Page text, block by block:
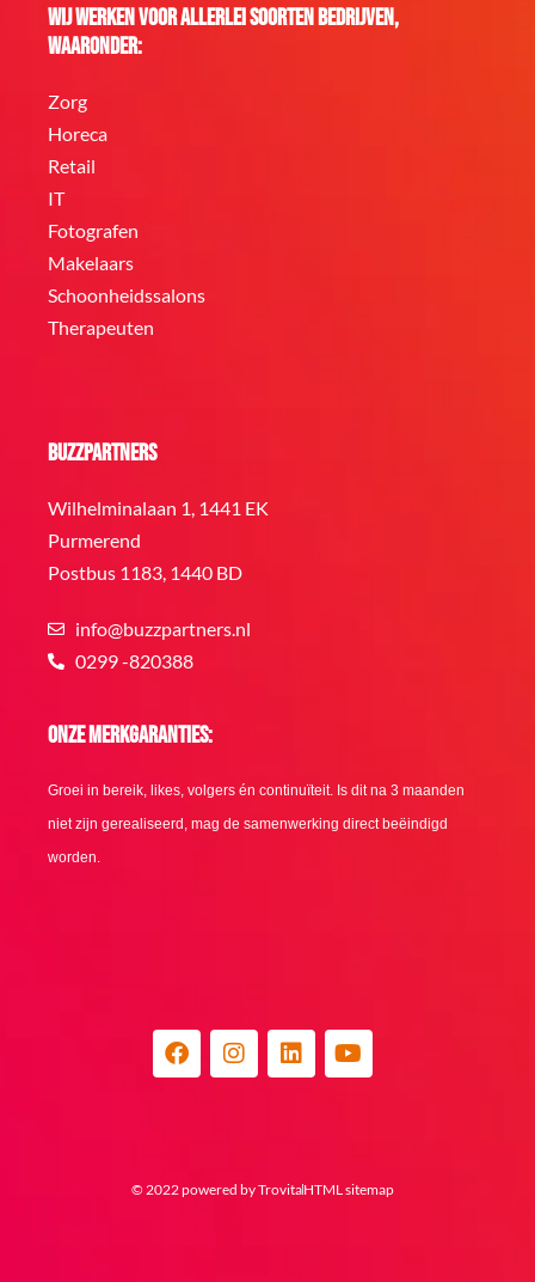
Wij werken voor allerlei soorten bedrijven,
waaronder:
Zorg
Horeca
Retail
IT
Fotografen
Makelaars
Schoonheidssalons
Therapeuten
BuzzPartners
Wilhelminalaan 1, 1441 EK
Purmerend
Postbus 1183, 1440 BD
info@buzzpartners.nl
0299 -820388
Onze merkgaranties:
Groei in bereik, likes, volgers én continuïteit. Is dit na 3 maanden
niet zijn gerealiseerd, mag de samenwerking direct beëindigd
worden.
© 2022 powered by TrovitaHTML sitemap
F
a
c
o
k
I
n
s
r
L
i
n
i
Y
o
u
e